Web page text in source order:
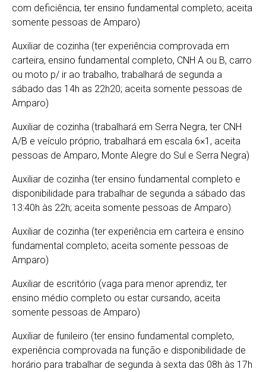
com deficiência, ter ensino fundamental completo; aceita
somente pessoas de Amparo)
Auxiliar de cozinha (ter experiência comprovada em
carteira, ensino fundamental completo, CNH A ou B, carro
ou moto p/ ir ao trabalho, trabalhará de segunda a
sábado das 14h as 22h20; aceita somente pessoas de
Amparo)
Auxiliar de cozinha (trabalhará em Serra Negra, ter CNH
A/B e veículo próprio, trabalhará em escala 6×1, aceita
pessoas de Amparo, Monte Alegre do Sul e Serra Negra)
Auxiliar de cozinha (ter ensino fundamental completo e
disponibilidade para trabalhar de segunda a sábado das
13:40h às 22h; aceita somente pessoas de Amparo)
Auxiliar de cozinha (ter experiência em carteira e ensino
fundamental completo; aceita somente pessoas de
Amparo)
Auxiliar de escritório (vaga para menor aprendiz, ter
ensino médio completo ou estar cursando, aceita
somente pessoas de Amparo)
Auxiliar de funileiro (ter ensino fundamental completo,
experiência comprovada na função e disponibilidade de
horário para trabalhar de segunda à sexta das 08h às 17h